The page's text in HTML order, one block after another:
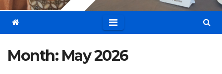
Month: May 2026